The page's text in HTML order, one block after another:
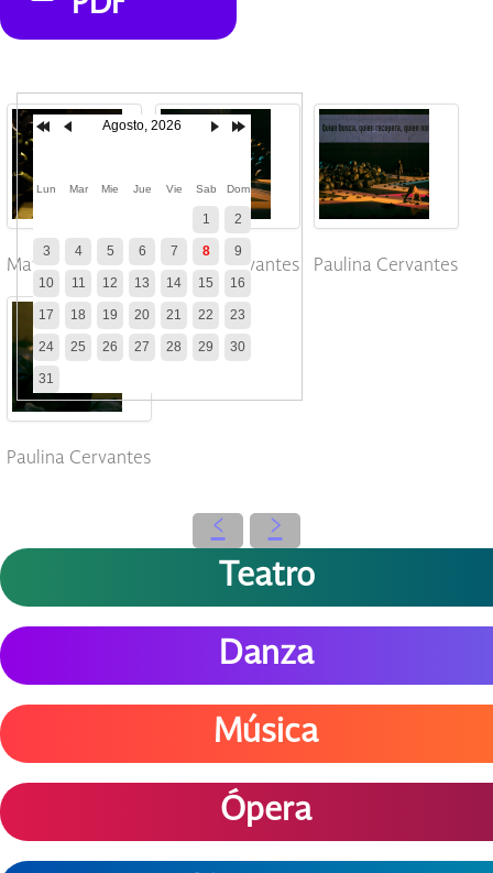
Matías Gutiérrez Paulina Cervantes Paulina Cervantes
Paulina Cervantes
‹ ›
Agosto, 2026
Lun Mar Mie Jue Vie Sab Dom
1 2
3 4 5 6 7 8 9
10 11 12 13 14 15 16
17 18 19 20 21 22 23
24 25 26 27 28 29 30
31
Teatro
Danza
Música
Ópera